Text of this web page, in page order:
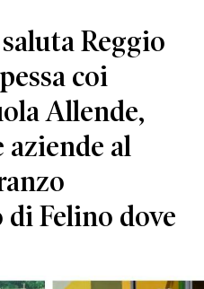
Reggio
coi
Allende,
aziende al
Felino dove